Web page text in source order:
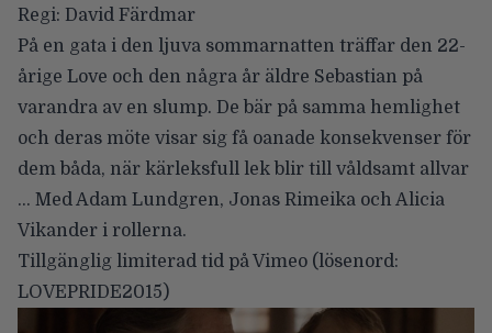
Regi: David Färdmar
På en gata i den ljuva sommarnatten träffar den 22-
årige Love och den några år äldre Sebastian på
varandra av en slump. De bär på samma hemlighet
och deras möte visar sig få oanade konsekvenser för
dem båda, när kärleksfull lek blir till våldsamt allvar
… Med Adam Lundgren, Jonas Rimeika och Alicia
Vikander i rollerna.
Tillgänglig limiterad tid på Vimeo (lösenord:
LOVEPRIDE2015)